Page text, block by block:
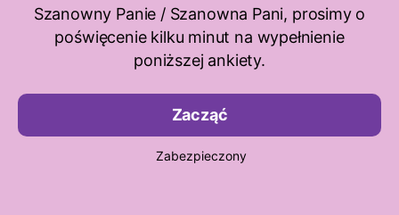
Szanowny Panie / Szanowna Pani, prosimy o
poświęcenie kilku minut na wypełnienie
poniższej ankiety.
Zacząć
Zabezpieczony